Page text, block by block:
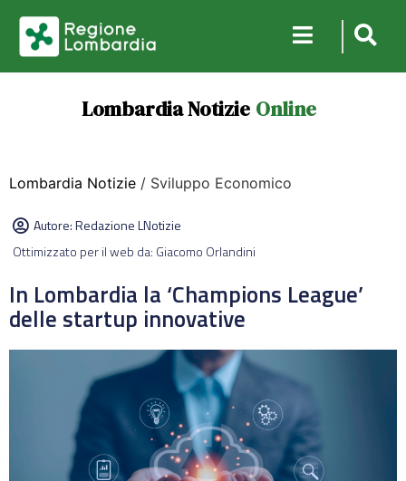
Lombardia Notizie Online
Lombardia Notizie / Sviluppo Economico
Autore:Redazione LNotizie
Ottimizzato per il web da: Giacomo Orlandini
In Lombardia la ‘Champions League’
delle startup innovative